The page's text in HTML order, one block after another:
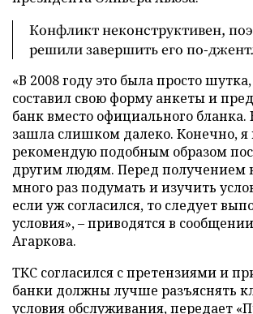
Конфликт неконструктивен,
решили завершить его по-
«В 2008 году это была просто
составил свою форму анкеты и
банк вместо официального
зашла слишком далеко. Конечно, я
рекомендую подобным образом
другим людям. Перед получением
много раз подумать и изучить
если уж согласился, то следует
условия», – приводятся в
Агаркова.
ТКС согласился с претензиями и
банки должны лучше разъяснять
условия обслуживания, передает